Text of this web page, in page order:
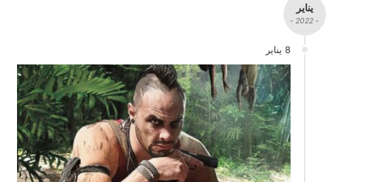
يناير
- 2022 -
8 يناير